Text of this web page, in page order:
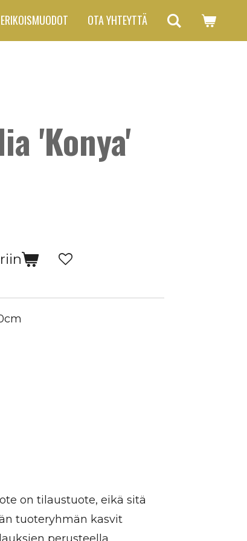
OTA YHTEYTTÄ
'Konya'
on tilaustuote, eikä sitä
tuoteryhmän kasvit